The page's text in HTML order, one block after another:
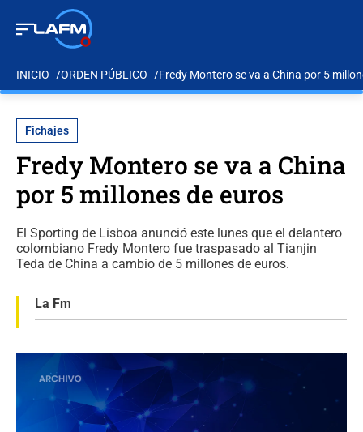
INICIO ORDEN PÚBLICO Fredy Montero se va a China por 5
Fichajes
Fredy Montero se va a China
por 5 millones de euros
El Sporting de Lisboa anunció este lunes que el delantero
colombiano Fredy Montero fue traspasado al Tianjin
Teda de China a cambio de 5 millones de euros.
La Fm